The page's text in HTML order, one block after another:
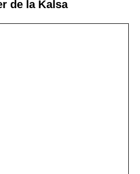
de la Kalsa